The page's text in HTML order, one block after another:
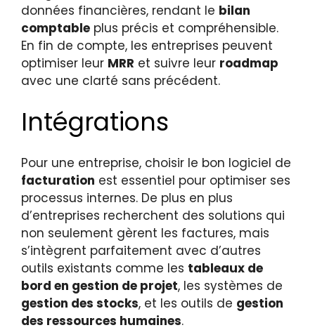
données financières, rendant le bilan
comptable plus précis et compréhensible.
En fin de compte, les entreprises peuvent
optimiser leur MRR et suivre leur roadmap
avec une clarté sans précédent.
Intégrations
Pour une entreprise, choisir le bon logiciel de
facturation est essentiel pour optimiser ses
processus internes. De plus en plus
d’entreprises recherchent des solutions qui
non seulement gèrent les factures, mais
s’intègrent parfaitement avec d’autres
outils existants comme les tableaux de
bord en gestion de projet, les systèmes de
gestion des stocks, et les outils de gestion
des ressources humaines.